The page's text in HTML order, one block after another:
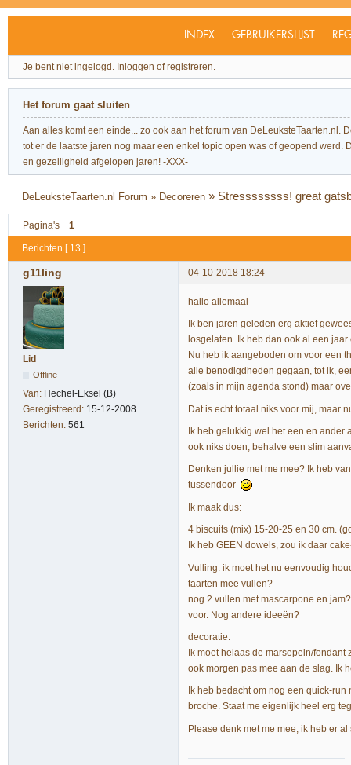
INDEX GEBRUIKERSLIJST
Je bent niet ingelogd. Inloggen of registreren.
Het forum gaat sluiten
Aan alles komt een einde... zo ook aan het forum van
tot er de laatste jaren nog maar een enkel topic open was of geopend
en gezelligheid afgelopen jaren! -XXX-
DeLeuksteTaarten.nl Forum » Decoreren » Stressssssss! great
Pagina's 1
Berichten [ 13 ]
g11ling 04-10-2018 18:24
Lid
Offline
Van: Hechel-Eksel (B)
Geregistreerd: 15-12-2008
Berichten: 561
hallo allemaal
Ik ben jaren geleden erg aktief
losgelaten. Ik heb dan ook al een
Nu heb ik aangeboden om voor een
alle benodigdheden gegaan, tot ik,
(zoals in mijn agenda stond) maar
Dat is echt totaal niks voor mij, maar
Ik heb gelukkig wel het een en
ook niks doen, behalve een slim
Denken jullie met me mee? Ik heb
tussendoor
Ik maak dus:
4 biscuits (mix) 15-20-25 en 30 cm.
Ik heb GEEN dowels, zou ik daar
Vulling: ik moet het nu eenvoudig
taarten mee vullen?
nog 2 vullen met mascarpone en
voor. Nog andere ideeën?
decoratie:
Ik moet helaas de marsepein/
ook morgen pas mee aan de slag. Ik
Ik heb bedacht om nog een quick-
broche. Staat me eigenlijk heel erg
Please denk met me mee, ik heb er